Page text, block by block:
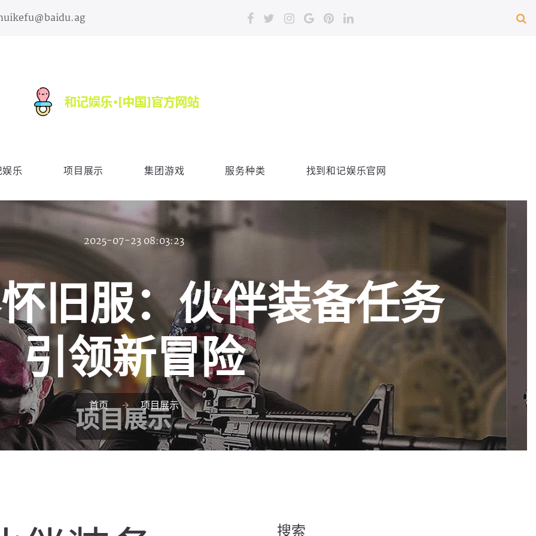
乐 项目展示 集团游戏 服务种类 找到和记娱乐官网
2025-07-23 08:03:23
旧服：伙伴装备任务
引领新冒险
首页 项目展示
搜索